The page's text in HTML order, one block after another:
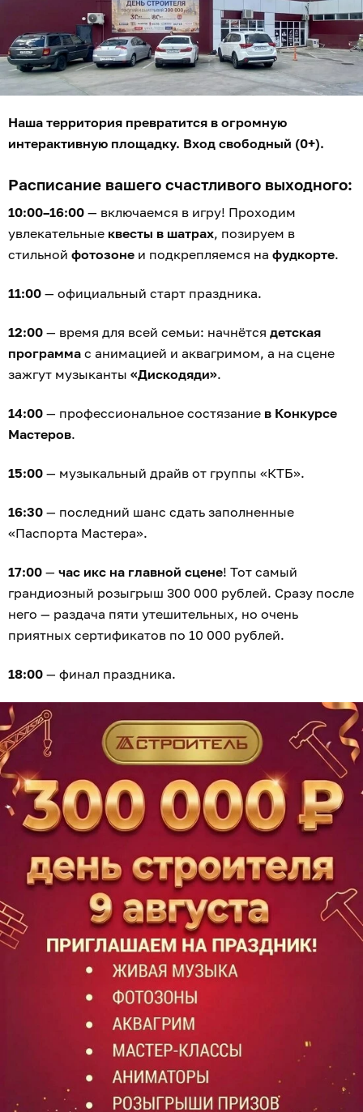
Наша территория превратится в огромную
интерактивную площадку. Вход свободный (0+).
Расписание вашего счастливого выходного:
10:00–16:00 — включаемся в игру! Проходим
увлекательные квесты в шатрах, позируем в
стильной фотозоне и подкрепляемся на фудкорте.
11:00 — официальный старт праздника.
12:00 — время для всей семьи: начнётся детская
программа с анимацией и аквагримом, а на сцене
зажгут музыканты «Дискодяди».
14:00 — профессиональное состязание в Конкурсе
Мастеров.
15:00 — музыкальный драйв от группы «КТБ».
16:30 — последний шанс сдать заполненные
«Паспорта Мастера».
17:00 — час икс на главной сцене! Тот самый
грандиозный розыгрыш 300 000 рублей. Сразу после
него — раздача пяти утешительных, но очень
приятных сертификатов по 10 000 рублей.
18:00 — финал праздника.